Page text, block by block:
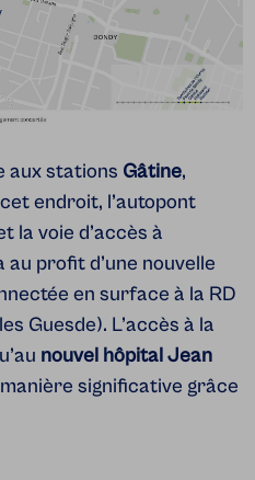
aux stations Gâtine,
endroit, l’autopont
la voie d’accès à
profit d’une nouvelle
en surface à la RD
Guesde). L’accès à la
nouvel hôpital Jean
significative grâce